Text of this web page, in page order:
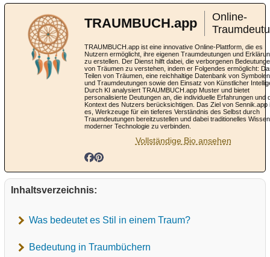
TRAUMBUCH.app
Online-
TRAUMBUCH.app ist eine innovative Online-Plattform, die es
Nutzern ermöglicht, ihre eigenen Traumdeutungen und
zu erstellen. Der Dienst hilft dabei, die verborgenen
von Träumen zu verstehen, indem er Folgendes ermöglicht:
Teilen von Träumen, eine reichhaltige Datenbank von Symbolen
und Traumdeutungen sowie den Einsatz von Künstlicher
Durch KI analysiert TRAUMBUCH.app Muster und bietet
personalisierte Deutungen an, die individuelle Erfahrungen und
Kontext des Nutzers berücksichtigen. Das Ziel von Sennik.app
es, Werkzeuge für ein tieferes Verständnis des Selbst durch
Traumdeutungen bereitzustellen und dabei traditionelles
moderner Technologie zu verbinden.
Vollständige Bio ansehen
Inhaltsverzeichnis:
Was bedeutet es Stil in einem Traum?
Bedeutung in Traumbüchern